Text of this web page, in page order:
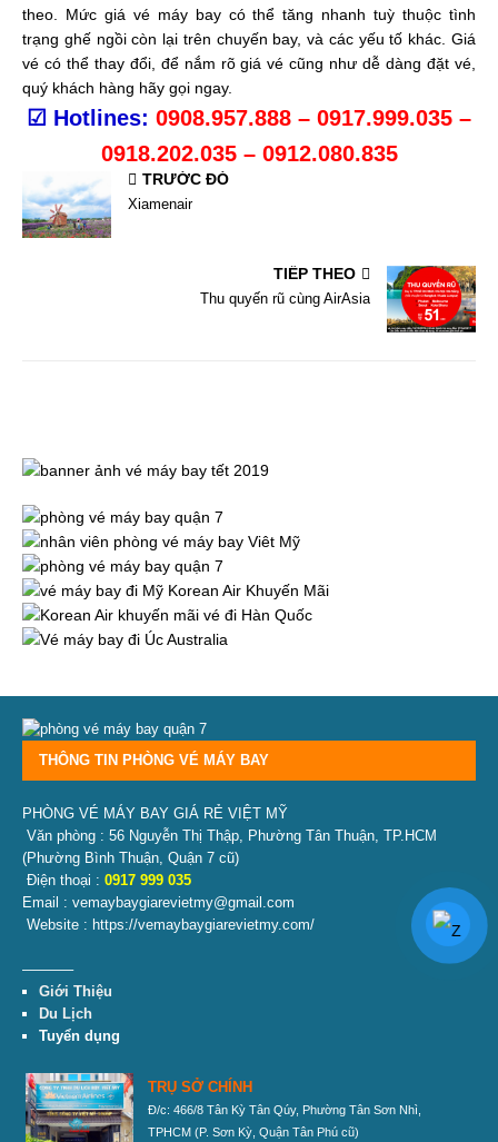
theo. Mức giá vé máy bay có thể tăng nhanh tuỳ thuộc tình
trạng ghế ngồi còn lại trên chuyến bay, và các yếu tố khác. Giá
vé có thể thay đổi, để nắm rõ giá vé cũng như dễ dàng đặt vé,
quý khách hàng hãy gọi ngay.
☑ Hotlines: 0908.957.888 – 0917.999.035 –
0918.202.035 – 0912.080.835
TRƯỚC ĐÓ
Xiamenair
TIẾP THEO
Thu quyến rũ cùng AirAsia
THÔNG TIN PHÒNG VÉ MÁY BAY
PHÒNG VÉ MÁY BAY GIÁ RẺ VIỆT MỸ
Văn phòng : 56 Nguyễn Thị Thập, Phường Tân Thuận, TP.HCM
(Phường Bình Thuận, Quận 7 cũ)
Điện thoại : 0917 999 035
Email : vemaybaygiarevietmy@gmail.com
Website : https://vemaybaygiarevietmy.com/
———–
Giới Thiệu
Du Lịch
Tuyển dụng
TRỤ SỞ CHÍNH
Đ/c: 466/8 Tân Kỳ Tân Qúy, Phường Tân Sơn Nhì,
TPHCM (P. Sơn Kỳ, Quận Tân Phú cũ)